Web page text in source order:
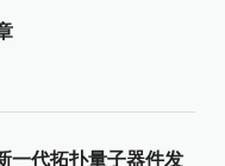
一代拓扑量子器件发